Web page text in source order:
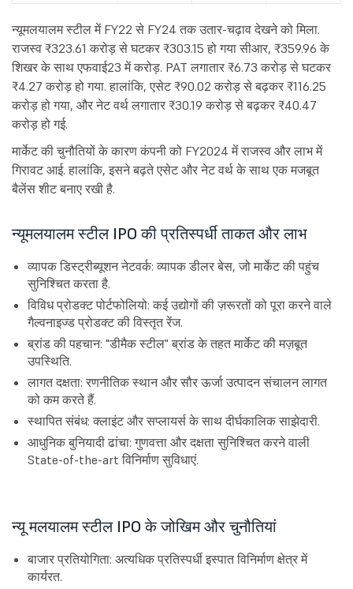
न्यूमलयालम स्टील में FY22 से FY24 तक उतार-चढ़ाव देखने को मिला.
राजस्व ₹323.61 करोड़ से घटकर ₹303.15 हो गया सीआर, ₹359.96 के
शिखर के साथ एफवाई23 में करोड़. PAT लगातार ₹6.73 करोड़ से घटकर
₹4.27 करोड़ हो गया. हालांकि, एसेट ₹90.02 करोड़ से बढ़कर ₹116.25
करोड़ हो गया, और नेट वर्थ लगातार ₹30.19 करोड़ से बढ़कर ₹40.47
करोड़ हो गई.
मार्केट की चुनौतियों के कारण कंपनी को FY2024 में राजस्व और लाभ में
गिरावट आई. हालांकि, इसने बढ़ते एसेट और नेट वर्थ के साथ एक मजबूत
बैलेंस शीट बनाए रखी है.
न्यूमलयालम स्टील IPO की प्रतिस्पर्धी ताकत और लाभ
व्यापक डिस्ट्रीब्यूशन नेटवर्क: व्यापक डीलर बेस, जो मार्केट की पहुंच
सुनिश्चित करता है.
विविध प्रोडक्ट पोर्टफोलियो: कई उद्योगों की ज़रूरतों को पूरा करने वाले
गैल्वनाइज्ड प्रोडक्ट की विस्तृत रेंज.
ब्रांड की पहचान: "डीमैक स्टील" ब्रांड के तहत मार्केट की मज़बूत
उपस्थिति.
लागत दक्षता: रणनीतिक स्थान और सौर ऊर्जा उत्पादन संचालन लागत
को कम करते हैं.
स्थापित संबंध: क्लाइंट और सप्लायर्स के साथ दीर्घकालिक साझेदारी.
आधुनिक बुनियादी ढांचा: गुणवत्ता और दक्षता सुनिश्चित करने वाली
State-of-the-art विनिर्माण सुविधाएं.
न्यू मलयालम स्टील IPO के जोखिम और चुनौतियां
बाजार प्रतियोगिता: अत्यधिक प्रतिस्पर्धी इस्पात विनिर्माण क्षेत्र में
कार्यरत.